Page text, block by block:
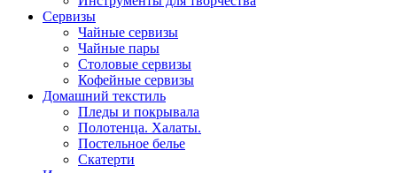
Cервизы
Чайные сервизы
Чайные пары
Столовые сервизы
Кофейные сервизы
Домашний текстиль
Пледы и покрывала
Полотенца. Халаты.
Постельное белье
Скатерти